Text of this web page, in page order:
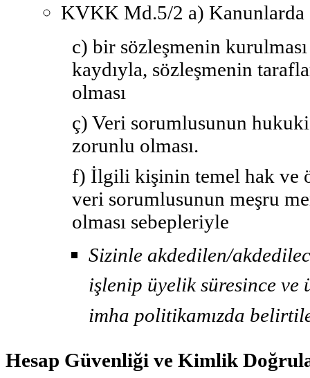
KVKK Md.5/2 a) Kanunlarda
c) bir sözleşmenin
kaydıyla, sözleşmenin
olması
ç) Veri sorumlusunun
zorunlu olması.
f) İlgili kişinin temel hak ve
veri sorumlusunun meşru
olması sebepleriyle
Sizinle akdedilen/
işlenip üyelik süresince ve
imha politikamızda
Hesap Güvenliği ve Kimlik